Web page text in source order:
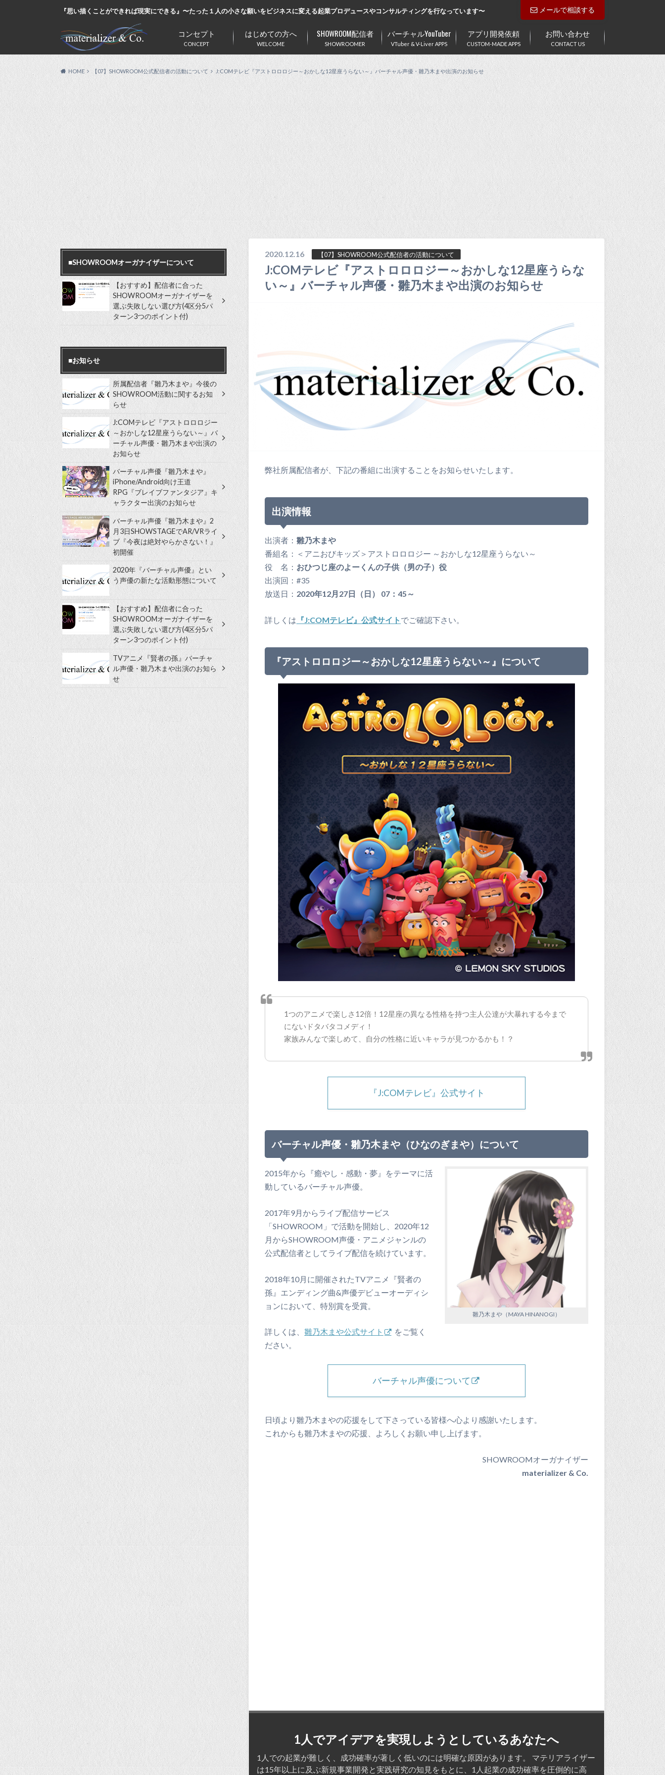
『思い描くことができれば現実にできる』〜たった１人の小さな願いをビジネスに変える起業プロデュースやコンサルティングを行なっています〜 メールで相談する
CONCEPT
コンセプト
WELCOME
はじめての方へ
SHOWROOMER
SHOWROOM配信者
VTuber & V-Liver APPS
バーチャルYouTuber
CUSTOM-MADE APPS
アプリ開発依頼
CONTACT US
お問い合わせ
HOME 【07】SHOWROOM公式配信者の活動について J:COMテレビ『アストロロロジー～おかしな12星座うらない～』バーチャル声優・雛乃木まや出演のお知らせ
2020.12.16 【07】SHOWROOM公式配信者の活動について
J:COMテレビ『アストロロロジー～おかしな12星座うらな
い～』バーチャル声優・雛乃木まや出演のお知らせ
弊社所属配信者が、下記の番組に出演することをお知らせいたします。
出演情報
出演者： 雛乃木まや
番組名：＜アニおびキッズ＞アストロロロジー ～おかしな12星座うらない～
役 名： おひつじ座のよーくんの子供（男の子）役
出演回：#35
放送日： 2020年12月27日（日） 07：45～
詳しくは 『J:COMテレビ』公式サイト でご確認下さい。
『アストロロロジー～おかしな12星座うらない～』について
1つのアニメで楽しさ12倍！12星座の異なる性格を持つ主人公達が大暴れする今まで
にないドタバタコメディ！
家族みんなで楽しめて、自分の性格に近いキャラが見つかるかも！？
『J:COMテレビ』公式サイト
バーチャル声優・雛乃木まや（ひなのぎまや）について
雛乃木まや（MAYA HINANOGI）
2015年から『癒やし・感動・夢』をテーマに活
動しているバーチャル声優。
2017年9月からライブ配信サービス
「SHOWROOM」で活動を開始し、2020年12
月からSHOWROOM声優・アニメジャンルの
公式配信者としてライブ配信を続けています。
2018年10月に開催されたTVアニメ『賢者の
孫』エンディング曲&声優デビューオーディシ
ョンにおいて、特別賞を受賞。
詳しくは、 雛乃木まや公式サイト
をご覧く
ださい。
バーチャル声優について
日頃より雛乃木まやの応援をして下さっている皆様へ心より感謝いたします。
これからも雛乃木まやの応援、よろしくお願い申し上げます。
SHOWROOMオーガナイザー
materializer & Co.
1人でアイデアを実現しようとしているあなたへ
1人での起業が難しく、成功確率が著しく低いのには明確な原因があります。 マテリアライザー
は15年以上に及ぶ新規事業開発と実践研究の知見をもとに、1人起業の成功確率を圧倒的に高
■SHOWROOMオーガナイザーについて
【おすすめ】配信者に合った
SHOWROOMオーガナイザーを
選ぶ失敗しない選び方(4区分5パ
ターン3つのポイント付)
■お知らせ
所属配信者『雛乃木まや』今後の
SHOWROOM活動に関するお知
らせ
J:COMテレビ『アストロロロジー
～おかしな12星座うらない～』バ
ーチャル声優・雛乃木まや出演の
お知らせ
バーチャル声優『雛乃木まや』
iPhone/Android向け王道
RPG『ブレイブファンタジア』キ
ャラクター出演のお知らせ
バーチャル声優『雛乃木まや』2
月3日SHOWSTAGEでAR/VRライ
ブ『今夜は絶対やらかさない！』
初開催
2020年『バーチャル声優』とい
う声優の新たな活動形態について
【おすすめ】配信者に合った
SHOWROOMオーガナイザーを
選ぶ失敗しない選び方(4区分5パ
ターン3つのポイント付)
TVアニメ『賢者の孫』バーチャ
ル声優・雛乃木まや出演のお知ら
せ